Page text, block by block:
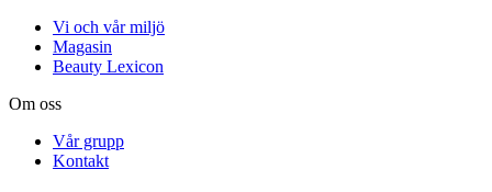
Vi och vår miljö
Magasin
Beauty Lexicon
Om oss
Vår grupp
Kontakt